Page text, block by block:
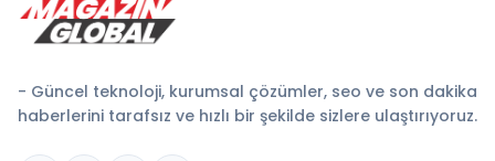
- Güncel teknoloji, kurumsal çözümler, seo ve son dakika
haberlerini tarafsız ve hızlı bir şekilde sizlere ulaştırıyoruz.